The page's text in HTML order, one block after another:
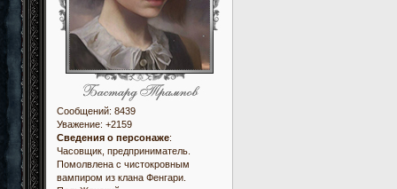
Сообщений: 8439
Уважение: +2159
Сведения о персонаже:
Часовщик, предприниматель.
Помолвлена с чистокровным
вампиром из клана Фенгари.